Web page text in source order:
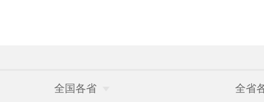
全国各省 全省